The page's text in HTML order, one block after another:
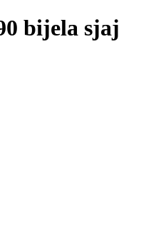
bijela sjaj